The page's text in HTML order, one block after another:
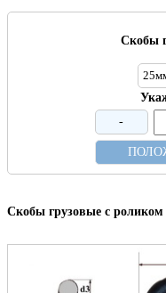
Скобы
-
Скобы грузовые с роликом